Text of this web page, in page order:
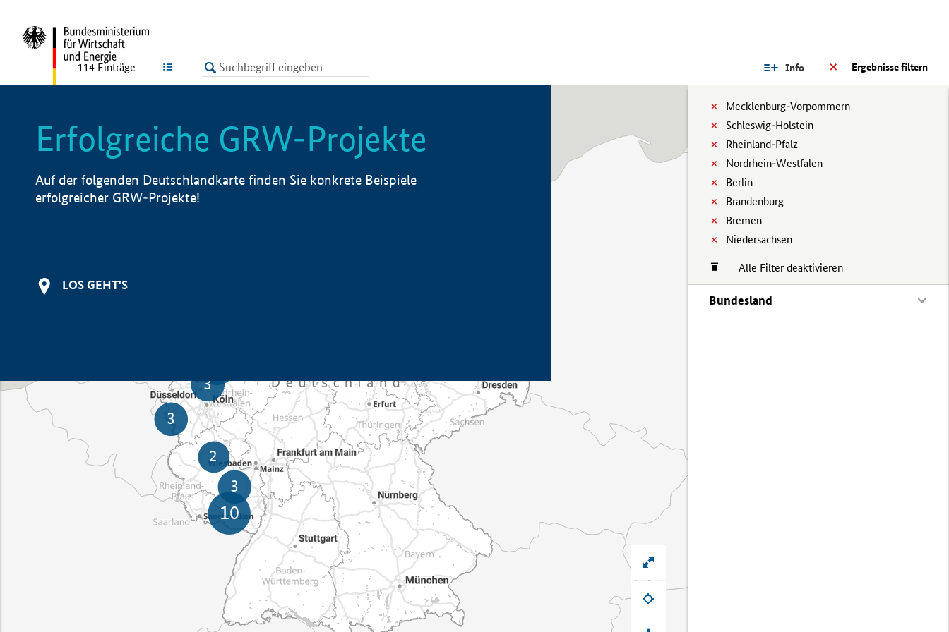
LISTE Ergebnisse filtern
Info
Mecklenburg-Vorpommern
Schleswig-Holstein
Rheinland-Pfalz
Nordrhein-Westfalen
Berlin
Brandenburg
Bremen
Niedersachsen
Alle Filter deaktivieren
Bundesland
114 Einträge
Erfolgreiche GRW-Projekte
Auf der folgenden Deutschlandkarte finden Sie konkrete Beispiele
erfolgreicher GRW-Projekte!
LOS GEHT'S